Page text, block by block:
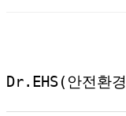
Dr.EHS(안전환